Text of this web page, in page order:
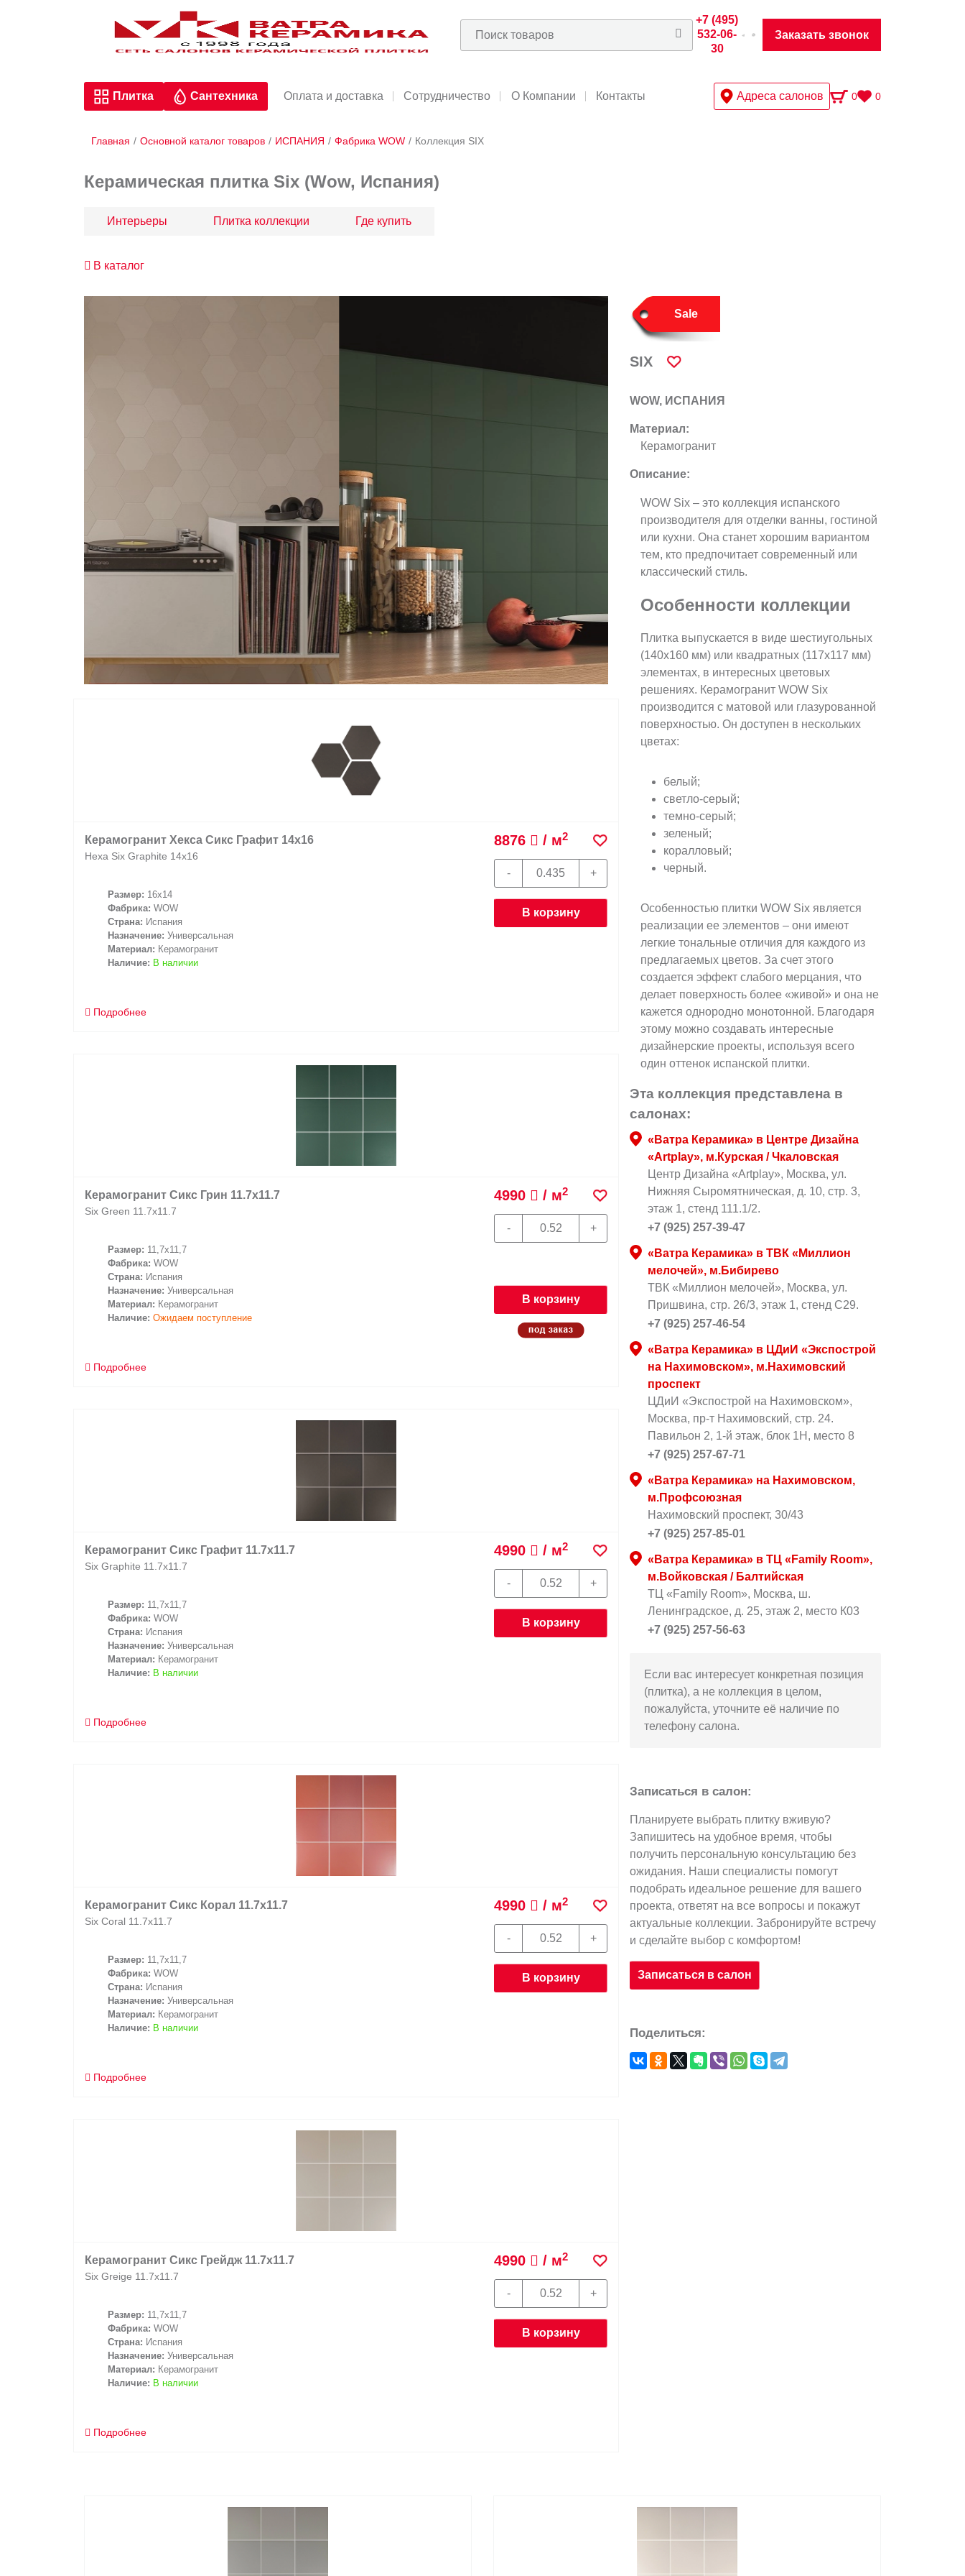
+7 (495)
532-06-
30
Заказать звонок
Плитка Сантехника Оплата и доставка Сотрудничество О Компании Контакты Адреса салонов 0 0
Главная / Основной каталог товаров / ИСПАНИЯ / Фабрика WOW / Коллекция SIX
Керамическая плитка Six (Wow, Испания)
Интерьеры Плитка коллекции Где купить
В каталог
Керамогранит Хекса Сикс Графит 14x16
Hexa Six Graphite 14x16
Размер: 16x14
Фабрика: WOW
Страна: Испания
Назначение: Универсальная
Материал: Керамогранит
Наличие: В наличии
Подробнее
8876 / м2
В корзину
Керамогранит Сикс Грин 11.7x11.7
Six Green 11.7x11.7
Размер: 11,7x11,7
Фабрика: WOW
Страна: Испания
Назначение: Универсальная
Материал: Керамогранит
Наличие: Ожидаем поступление
Подробнее
4990 / м2
В корзину
Керамогранит Сикс Графит 11.7x11.7
Six Graphite 11.7x11.7
Размер: 11,7x11,7
Фабрика: WOW
Страна: Испания
Назначение: Универсальная
Материал: Керамогранит
Наличие: В наличии
Подробнее
4990 / м2
В корзину
Керамогранит Сикс Корал 11.7x11.7
Six Coral 11.7x11.7
Размер: 11,7x11,7
Фабрика: WOW
Страна: Испания
Назначение: Универсальная
Материал: Керамогранит
Наличие: В наличии
Подробнее
4990 / м2
В корзину
Керамогранит Сикс Грейдж 11.7x11.7
Six Greige 11.7x11.7
Размер: 11,7x11,7
Фабрика: WOW
Страна: Испания
Назначение: Универсальная
Материал: Керамогранит
Наличие: В наличии
Подробнее
4990 / м2
В корзину
Sale
SIX
WOW, ИСПАНИЯ
Материал:
Керамогранит
Описание:
WOW Six – это коллекция испанского
производителя для отделки ванны, гостиной
или кухни. Она станет хорошим вариантом
тем, кто предпочитает современный или
классический стиль.
Особенности коллекции
Плитка выпускается в виде шестиугольных
(140х160 мм) или квадратных (117х117 мм)
элементах, в интересных цветовых
решениях. Керамогранит WOW Six
производится с матовой или глазурованной
поверхностью. Он доступен в нескольких
цветах:
белый;
светло-серый;
темно-серый;
зеленый;
коралловый;
черный.
Особенностью плитки WOW Six является
реализации ее элементов – они имеют
легкие тональные отличия для каждого из
предлагаемых цветов. За счет этого
создается эффект слабого мерцания, что
делает поверхность более «живой» и она не
кажется однородно монотонной. Благодаря
этому можно создавать интересные
дизайнерские проекты, используя всего
один оттенок испанской плитки.
Эта коллекция представлена в
салонах:
«Ватра Керамика» в Центре Дизайна
«Artplay», м.Курская / Чкаловская
Центр Дизайна «Artplay», Москва, ул.
Нижняя Сыромятническая, д. 10, стр. 3,
этаж 1, стенд 111.1/2.
+7 (925) 257-39-47
«Ватра Керамика» в ТВК «Миллион
мелочей», м.Бибирево
ТВК «Миллион мелочей», Москва, ул.
Пришвина, стр. 26/3, этаж 1, стенд С29.
+7 (925) 257-46-54
«Ватра Керамика» в ЦДиИ «Экспострой
на Нахимовском», м.Нахимовский
проспект
ЦДиИ «Экспострой на Нахимовском»,
Москва, пр-т Нахимовский, стр. 24.
Павильон 2, 1-й этаж, блок 1Н, место 8
+7 (925) 257-67-71
«Ватра Керамика» на Нахимовском,
м.Профсоюзная
Нахимовский проспект, 30/43
+7 (925) 257-85-01
«Ватра Керамика» в ТЦ «Family Room»,
м.Войковская / Балтийская
ТЦ «Family Room», Москва, ш.
Ленинградское, д. 25, этаж 2, место К03
+7 (925) 257-56-63
Если вас интересует конкретная позиция
(плитка), а не коллекция в целом,
пожалуйста, уточните её наличие по
телефону салона.
Записаться в салон:
Планируете выбрать плитку вживую?
Запишитесь на удобное время, чтобы
получить персональную консультацию без
ожидания. Наши специалисты помогут
подобрать идеальное решение для вашего
проекта, ответят на все вопросы и покажут
актуальные коллекции. Забронируйте встречу
и сделайте выбор с комфортом!
Записаться в салон
Поделиться: